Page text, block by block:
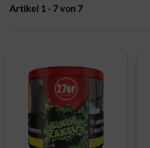
Artikel 1 - 7 von 7